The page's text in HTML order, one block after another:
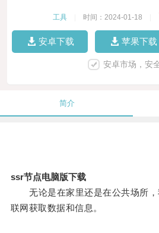
工具 时间：2024-01-18
安卓下载 苹果下载
安卓市场，安
简介
ssr节点电脑版下载
无论是在家里还是在公共场所，
联网获取数据和信息。